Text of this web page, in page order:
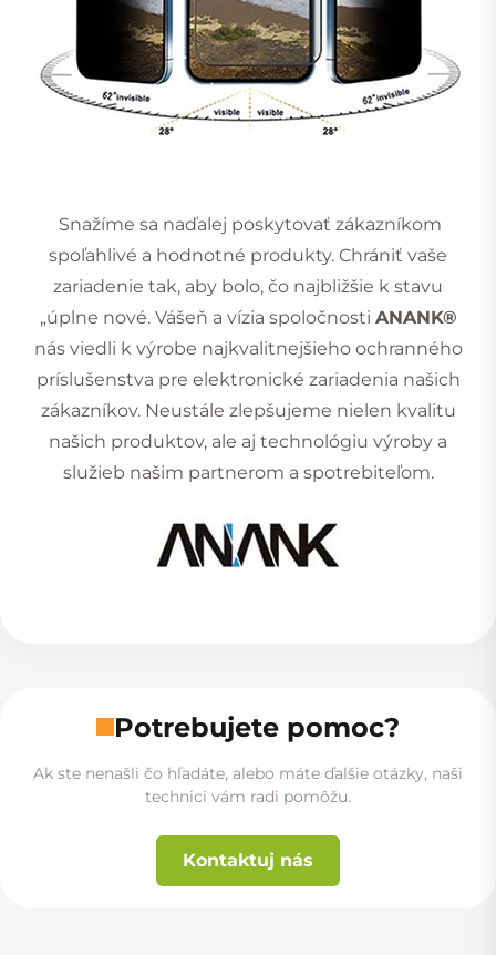
Snažíme sa naďalej poskytovať zákazníkom
spoľahlivé a hodnotné produkty. Chrániť vaše
zariadenie tak, aby bolo, čo najbližšie k stavu
„úplne nové. Vášeň a vízia spoločnosti ANANK®
nás viedli k výrobe najkvalitnejšieho ochranného
príslušenstva pre elektronické zariadenia našich
zákazníkov. Neustále zlepšujeme nielen kvalitu
našich produktov, ale aj technológiu výroby a
služieb našim partnerom a spotrebiteľom.
Potrebujete pomoc?
Ak ste nenašli čo hľadáte, alebo máte ďalšie otázky, naši
technici vám radi pomôžu.
Kontaktuj nás